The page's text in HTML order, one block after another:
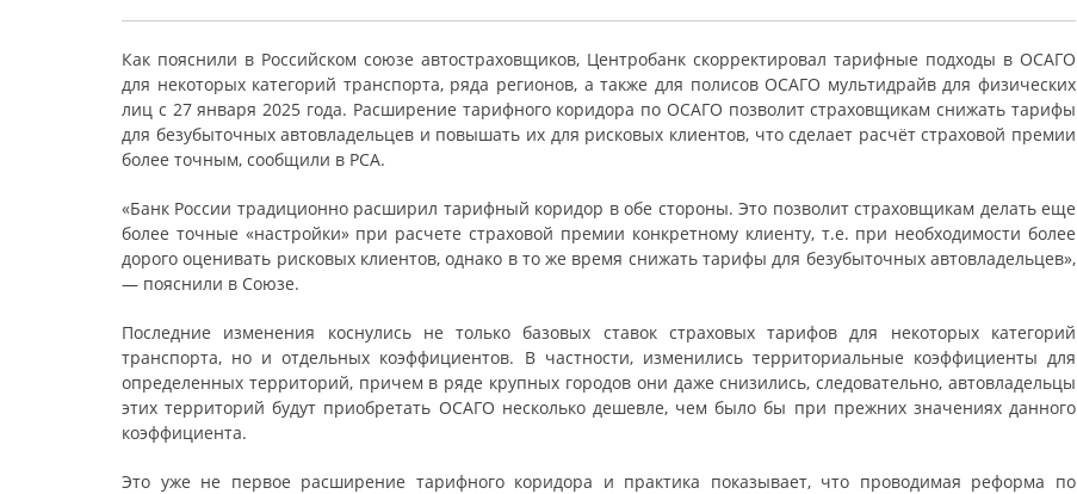
Как пояснили в Российском союзе автостраховщиков, Центробанк скорректировал тарифные подходы в ОСАГО
для некоторых категорий транспорта, ряда регионов, а также для полисов ОСАГО мультидрайв для физических
лиц с 27 января 2025 года. Расширение тарифного коридора по ОСАГО позволит страховщикам снижать тарифы
для безубыточных автовладельцев и повышать их для рисковых клиентов, что сделает расчёт страховой премии
более точным, сообщили в РСА.
«Банк России традиционно расширил тарифный коридор в обе стороны. Это позволит страховщикам делать еще
более точные «настройки» при расчете страховой премии конкретному клиенту, т.е. при необходимости более
дорого оценивать рисковых клиентов, однако в то же время снижать тарифы для безубыточных автовладельцев»,
— пояснили в Союзе.
Последние изменения коснулись не только базовых ставок страховых тарифов для некоторых категорий
транспорта, но и отдельных коэффициентов. В частности, изменились территориальные коэффициенты для
определенных территорий, причем в ряде крупных городов они даже снизились, следовательно, автовладельцы
этих территорий будут приобретать ОСАГО несколько дешевле, чем было бы при прежних значениях данного
коэффициента.
Это уже не первое расширение тарифного коридора и практика показывает, что проводимая реформа по